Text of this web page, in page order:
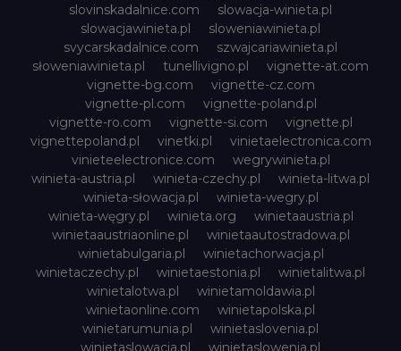
slovinskadalnice.com
slowacja-winieta.pl
slowacjawinieta.pl
sloweniawinieta.pl
svycarskadalnice.com
szwajcariawinieta.pl
słoweniawinieta.pl
tunellivigno.pl
vignette-at.com
vignette-bg.com
vignette-cz.com
vignette-pl.com
vignette-poland.pl
vignette-ro.com
vignette-si.com
vignette.pl
vignettepoland.pl
vinetki.pl
vinietaelectronica.com
vinieteelectronice.com
wegrywinieta.pl
winieta-austria.pl
winieta-czechy.pl
winieta-litwa.pl
winieta-słowacja.pl
winieta-wegry.pl
winieta-węgry.pl
winieta.org
winietaaustria.pl
winietaaustriaonline.pl
winietaautostradowa.pl
winietabulgaria.pl
winietachorwacja.pl
winietaczechy.pl
winietaestonia.pl
winietalitwa.pl
winietalotwa.pl
winietamoldawia.pl
winietaonline.com
winietapolska.pl
winietarumunia.pl
winietaslovenia.pl
winietaslowacja.pl
winietaslowenia.pl